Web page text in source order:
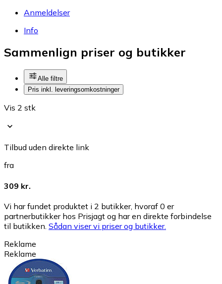
Anmeldelser
Info
Sammenlign priser og butikker
Alle filtre
Pris inkl. leveringsomkostninger
Vis 2 stk
Tilbud uden direkte link
fra
309 kr.
Vi har fundet produktet i 2 butikker, hvoraf 0 er
partnerbutikker hos Prisjagt og har en direkte forbindelse
til butikken. Sådan viser vi priser og butikker.
Reklame
Reklame